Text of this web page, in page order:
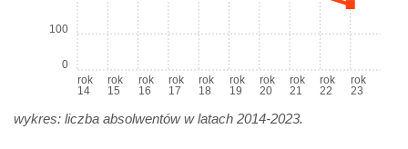
rok
14
rok
15
rok
16
rok
17
rok
18
rok
19
rok
20
rok
21
rok
22
rok
23
0
100
wykres: liczba absolwentów w latach 2014-2023.